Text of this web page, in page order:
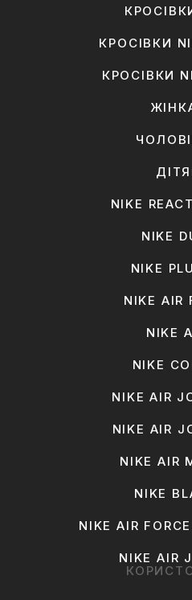
КРОСІВКИ
КРОСІВКИ
NIKE
NIKE
NIKE
NIKE AIR
NIKE
NIKE
NIKE AIR
NIKE AIR
NIKE AIR
NIKE
NIKE AIR
NIKE AIR